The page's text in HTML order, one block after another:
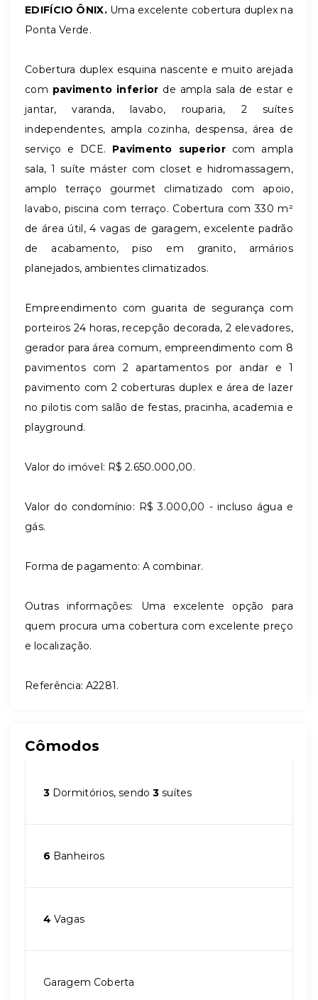
EDIFÍCIO ÔNIX. Uma excelente cobertura duplex na
Ponta Verde.
Cobertura duplex esquina nascente e muito arejada
com pavimento inferior de ampla sala de estar e
jantar, varanda, lavabo, rouparia, 2 suítes
independentes, ampla cozinha, despensa, área de
serviço e DCE. Pavimento superior com ampla
sala, 1 suíte máster com closet e hidromassagem,
amplo terraço gourmet climatizado com apoio,
lavabo, piscina com terraço. Cobertura com 330 m²
de área útil, 4 vagas de garagem, excelente padrão
de acabamento, piso em granito, armários
planejados, ambientes climatizados.
Empreendimento com guarita de segurança com
porteiros 24 horas, recepção decorada, 2 elevadores,
gerador para área comum, empreendimento com 8
pavimentos com 2 apartamentos por andar e 1
pavimento com 2 coberturas duplex e área de lazer
no pilotis com salão de festas, pracinha, academia e
playground.
Valor do imóvel: R$ 2.650.000,00.
Valor do condomínio: R$ 3.000,00 - incluso água e
gás.
Forma de pagamento: A combinar.
Outras informações: Uma excelente opção para
quem procura uma cobertura com excelente preço
e localização.
Referência: A2281.
Cômodos
3 Dormitórios, sendo3 suítes
6 Banheiros
4 Vagas
Garagem Coberta